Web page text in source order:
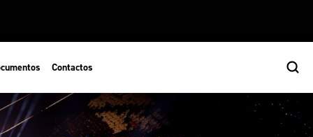
Contactos